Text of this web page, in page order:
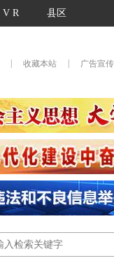
V R 县区
收藏本站 广告宣